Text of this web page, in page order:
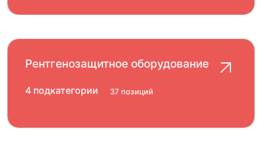
Рентгенозащитное оборудование
4 подкатегории 37 позиций